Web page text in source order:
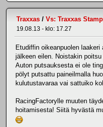
Traxxas / Vs: Traxxas
19.08.13 - klo: 17.27
Etudiffin oikeanpuolen
jälkeen eilen. Noistakin
Auton putsauksesta ei ole
pölyt putsattu paineilmalla
kulutustavaraa vai sattuiko
RacingFactorylle muuten
hoitamisesta! Siitä hyvästä